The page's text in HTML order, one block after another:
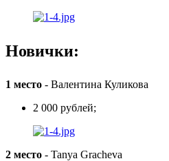
Новички:
1 место - Валентина Куликова
2 000 рублей;
2 место - Tanya Gracheva